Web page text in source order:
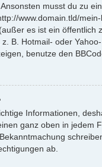
musst du zu
www.domain.tld/
es ist ein öffentlich
B. Hotmail- oder
benutze den
Informationen,
ganz oben in jedem
ab.